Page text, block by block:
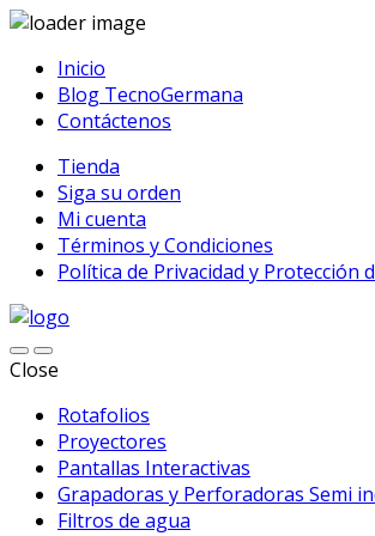
Inicio
Blog TecnoGermana
Contáctenos
Tienda
Siga su orden
Mi cuenta
Términos y Condiciones
Política de Privacidad y Protección
Close
Rotafolios
Proyectores
Pantallas Interactivas
Grapadoras y Perforadoras Semi
Filtros de agua